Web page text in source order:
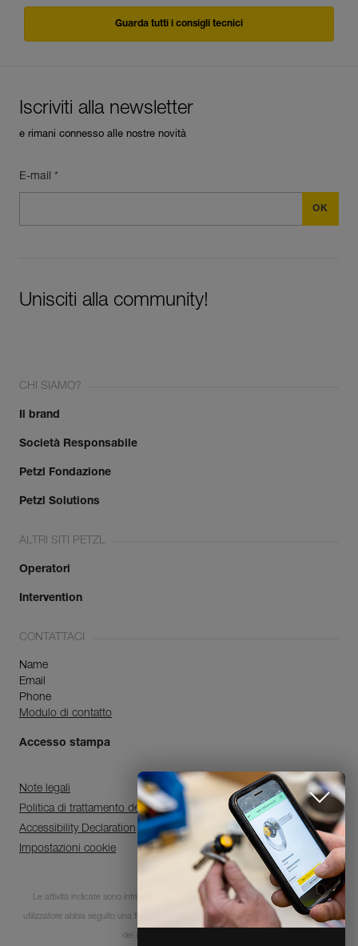
Guarda tutti i consigli tecnici
Scopri ePPEcentre
Semplifica il controllo e la
Iscriviti alla newsletter
e rimani connesso alle nostre novità
E-mail *
Unisciti alla community!
CHI SIAMO?
Il brand
Società Responsabile
Petzl Fondazione
Petzl Solutions
ALTRI SITI PETZL
Operatori
Intervention
CONTATTACI
Name
Email
Phone
Modulo di contatto
Accesso stampa
Note legali
Politica di trattamento dei dati personali e di gestione dei cookie
Accessibility Declaration
Impostazioni cookie
Le attività indicate sono intrinsecamente pericolose. È indispensabile che ogni
utilizzatore abbia seguito una formazione e disponga delle competenze per l’utilizzo
dei dispositivi in queste attività.